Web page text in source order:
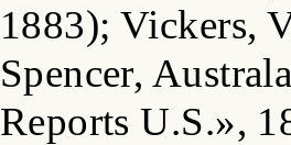
1883); Vickers,
Spencer,
Reports U.S.»,